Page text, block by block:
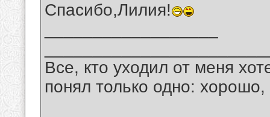
Спасибо,Лилия!
Все, кто уходил от меня
понял только одно: